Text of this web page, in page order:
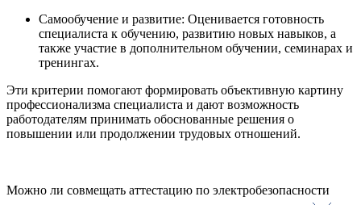
Самообучение и развитие: Оценивается готовность
специалиста к обучению, развитию новых навыков, а
также участие в дополнительном обучении, семинарах и
тренингах.
Эти критерии помогают формировать объективную картину
профессионализма специалиста и дают возможность
работодателям принимать обоснованные решения о
повышении или продолжении трудовых отношений.
Можно ли совмещать аттестацию по электробезопасности